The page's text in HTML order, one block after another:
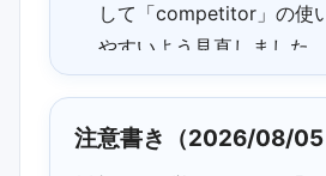
して「competitor」の使
やすいよう見直しました。
2026/07/01 02:30 更新：
「competitor」の中心表
しやすいよう整理しました
注意書き（2026/08/05